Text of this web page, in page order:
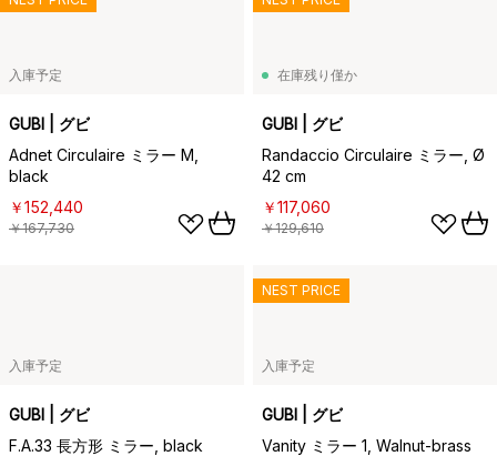
入庫予定
GUBI | グビ
Adnet Circulaire ミラー M,
black
￥152,440
￥167,730
在庫残り僅か
GUBI | グビ
Randaccio Circulaire ミラー, Ø
42 cm
￥117,060
￥129,610
入庫予定
GUBI | グビ
F.A.33 長方形 ミラー, black
入庫予定
GUBI | グビ
Vanity ミラー 1, Walnut-brass
NEST PRICE